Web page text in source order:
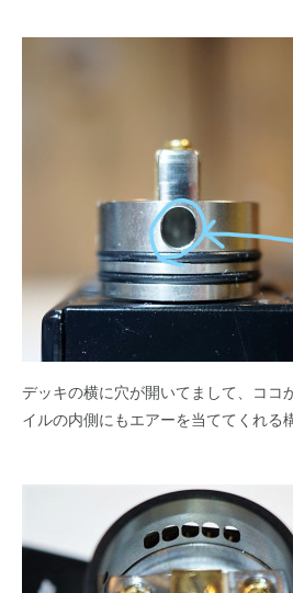
デッキの横に穴が開いてまして、ココ
イルの内側にもエアーを当ててくれる